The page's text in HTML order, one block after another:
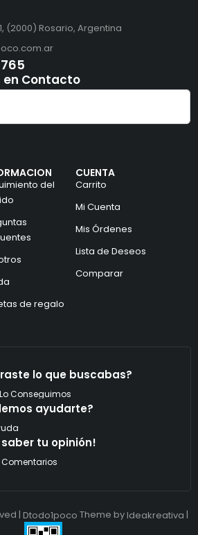
(2000) Rosario, Argentina
del
de regalo
CUENTA
Carrito
Mi Cuenta
Mis Órdenes
Lista de Deseos
Comparar
Contacto
lo que buscabas?
Conseguimos
ayudarte?
saber tu opinión!
Comentarios
| Dtodo1poco Theme by Ideakreativa |